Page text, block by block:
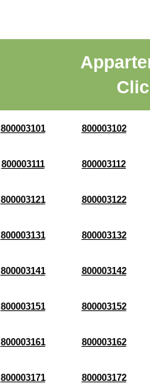
800003101 800003102
800003111 800003112
800003121 800003122
800003131 800003132
800003141 800003142
800003151 800003152
800003161 800003162
800003171 800003172